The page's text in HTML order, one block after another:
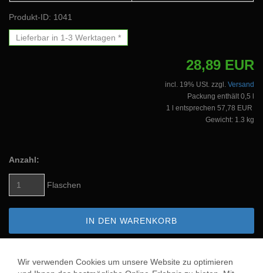
Produkt-ID: 1041
Lieferbar in 1-3 Werktagen *
28,89 EUR
incl. 19% USt. zzgl. Versand
Packung enthält 0,5 l
1 l entsprechen 57,78 EUR
Gewicht: 1.3 kg
Anzahl:
Flaschen
IN DEN WARENKORB
Wir verwenden Cookies um unsere Website zu optimieren